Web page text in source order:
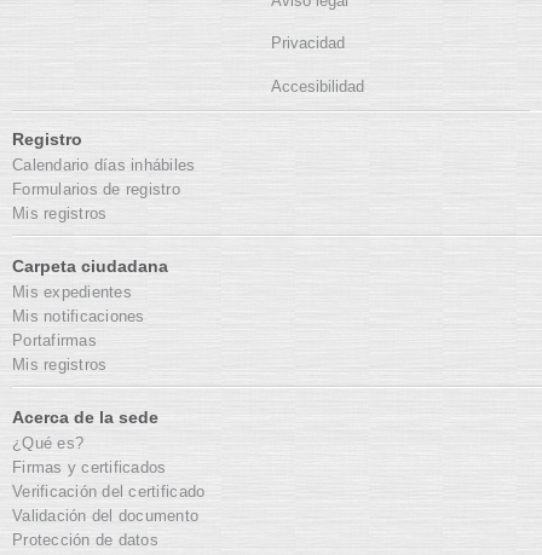
Privacidad
Accesibilidad
Registro
Calendario días inhábiles
Formularios de registro
Mis registros
Carpeta ciudadana
Mis expedientes
Mis notificaciones
Portafirmas
Mis registros
Acerca de la sede
¿Qué es?
Firmas y certificados
Verificación del certificado
Validación del documento
Protección de datos